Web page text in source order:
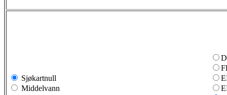
Sjøkartnull
Middelvann